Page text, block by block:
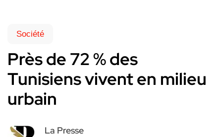
Société
Près de 72 % des
Tunisiens vivent en milieu
urbain
La Presse